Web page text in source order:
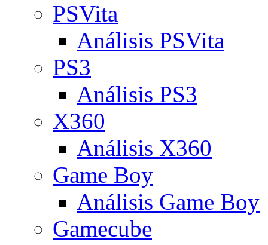
PSVita
Análisis PSVita
PS3
Análisis PS3
X360
Análisis X360
Game Boy
Análisis Game Boy
Gamecube